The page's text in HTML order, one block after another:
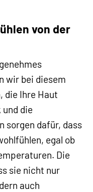
von der
wir bei diesem
die Ihre Haut
die
sorgen dafür, dass
egal ob
Die
sie nicht nur
auch